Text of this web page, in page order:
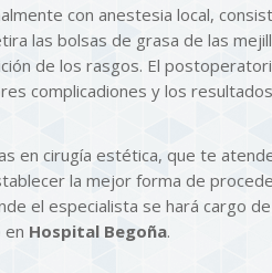
con anestesia local,
las bolsas de grasa de las
de los rasgos. El
complicadiones y los
en cirugía estética, que te
la mejor forma de
el especialista se hará cargo
en Hospital Begoña.